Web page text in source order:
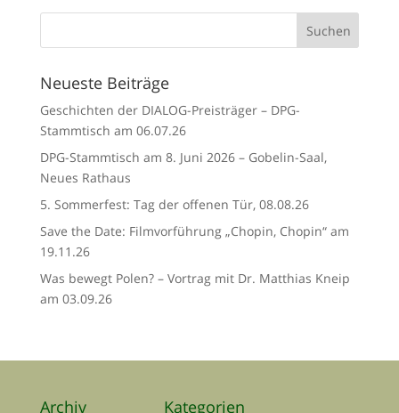
Neueste Beiträge
Geschichten der DIALOG-Preisträger – DPG-
Stammtisch am 06.07.26
DPG-Stammtisch am 8. Juni 2026 – Gobelin-Saal,
Neues Rathaus
5. Sommerfest: Tag der offenen Tür, 08.08.26
Save the Date: Filmvorführung „Chopin, Chopin“ am
19.11.26
Was bewegt Polen? – Vortrag mit Dr. Matthias Kneip
am 03.09.26
Archiv Kategorien